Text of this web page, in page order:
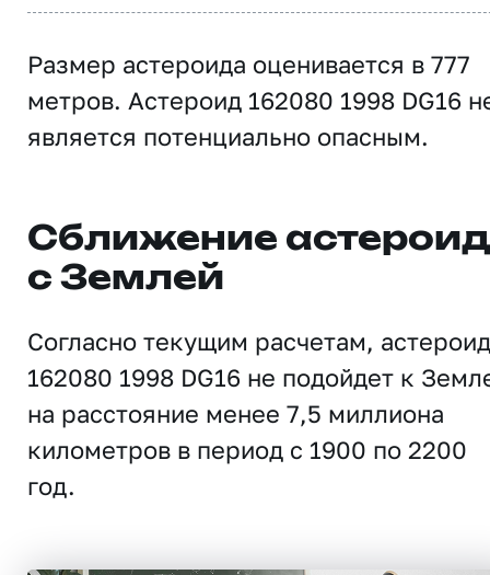
Размер астероида оценивается в 777
метров. Астероид 162080 1998 DG16
является потенциально опасным.
Сближение
с Землей
Согласно текущим расчетам, астероид
162080 1998 DG16 не подойдет к
на расстояние менее 7,5 миллиона
километров в период с 1900 по 2200
год.